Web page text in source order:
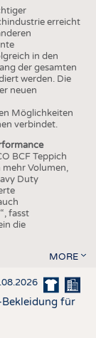
erreicht
in den
der gesamten
werden. Die
neuen
Möglichkeiten
verbindet.
BCF Teppich
Volumen,
Duty
fasst
die
MORE
für